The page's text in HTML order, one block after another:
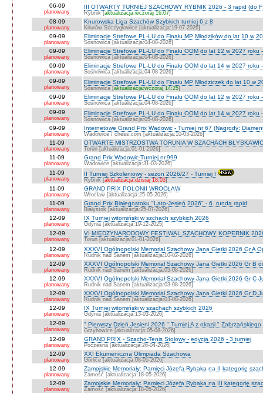
06-09
planowany
III OTWARTY TURNIEJ SZACHOWY RYBNIK 2026 - 3 rapid (do
Rybnik [aktualizacja:wczoraj 16:07]
08-09
planowany
Knurowska Liga Szachów Szybkich turniej 6 z 8
Knurów Szczygłowice [aktualizacja:19-07-2026]
09-09
planowany
Eliminacje Strefowe PL-LU do Finału MP Młodzików do lat 10 w
Sosnowica [aktualizacja:04-08-2026]
09-09
planowany
Eliminacje Strefowe PL-LU do Finału OOM do lat 12 w 2027 roku
Sosnowica [aktualizacja:04-08-2026]
09-09
planowany
Eliminacje Strefowe PL-LU do Finału OOM do lat 14 w 2027 roku
Sosnowica [aktualizacja:04-08-2026]
09-09
planowany
Eliminacje Strefowe PL-LU do Finału MP Młodziczek do lat 10 w
Sosnowica [aktualizacja:wczoraj 14:25]
09-09
planowany
Eliminacje Strefowe PL-LU do Finału OOM do lat 12 w 2027 roku
Sosnowica [aktualizacja:04-08-2026]
09-09
planowany
Eliminacje Strefowe PL-LU do Finału OOM do lat 14 w 2027 roku
Sosnowica [aktualizacja:05-08-2026]
09-09
planowany
Internetowe Grand Prix Wadowic - Turniej nr 67 (Nagrody:
Wadowice / chess.com [aktualizacja:10-03-2026]
11-09
planowany
OTWARTE MISTRZOSTWA TORUNIA W SZACHACH
Toruń [aktualizacja:01-01-2026]
11-09
planowany
Grand Prix Wadowic-Turniej nr.999
Wadowice [aktualizacja:31-03-2026]
11-09
planowany
II Turniej Szkoleniowy - sezon 2026/27 - Turniej I
Rybnik [aktualizacja:dzisiaj 18:03]
11-09
planowany
GRAND PRIX POLONII WROCŁAW
Wrocław [aktualizacja:25-05-2026]
11-09
planowany
Grand Prix Białegostoku "Lato-Jesień 2026" - 6. runda rapid
Białystok [aktualizacja:25-07-2026]
12-09
planowany
IX Turniej witomiński w szchach szybkich 2026
Gdynia [aktualizacja:19-12-2025]
12-09
planowany
VI MIĘDZYNARODOWY FESTIWAL SZACHOWY KOPERNIK
Toruń [aktualizacja:01-01-2026]
12-09
planowany
XXXVI Ogólnopolski Memoriał Szachowy Jana Gietki 2026 Gr A
Rudnik nad Sanem [aktualizacja:10-02-2026]
12-09
planowany
XXXVI Ogólnopolski Memoriał Szachowy Jana Gietki 2026 Gr B
Rudnik nad Sanem [aktualizacja:03-08-2026]
12-09
planowany
XXXVI Ogólnopolski Memoriał Szachowy Jana Gietki 2026 Gr C
Rudnik nad Sanem [aktualizacja:03-08-2026]
12-09
planowany
XXXVI Ogólnopolski Memoriał Szachowy Jana Gietki 2026 Gr D
Rudnik nad Sanem [aktualizacja:03-08-2026]
12-09
planowany
IX Turniej witomiński w szachach szybkich 2026
Gdynia [aktualizacja:13-03-2026]
12-09
planowany
" Pierwszy Dzień Jesieni 2026 " Turniej A z okazji " Zabrzańskiego
Grzybowice [aktualizacja:05-08-2026]
12-09
planowany
GRAND PRIX - Szacho-Tenis Stołowy - edycja 2026 - 3 turniej
Poczesna [aktualizacja:26-04-2026]
12-09
planowany
XXI Ekumeniczna Olimpiada Szachowa
Gorlice [aktualizacja:08-05-2026]
12-09
planowany
Zamojskie Memoriały: Pamięci Józefa Rybaka na II kategorię
Zamość [aktualizacja:18-05-2026]
12-09
planowany
Zamojskie Memoriały: Pamięci Józefa Rybaka na III kategorię
Zamość [aktualizacja:18-05-2026]